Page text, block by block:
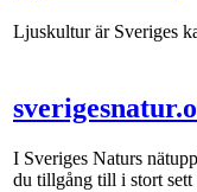
Ljuskultur är Sveriges
I Sveriges Naturs
du tillgång till i stort sett